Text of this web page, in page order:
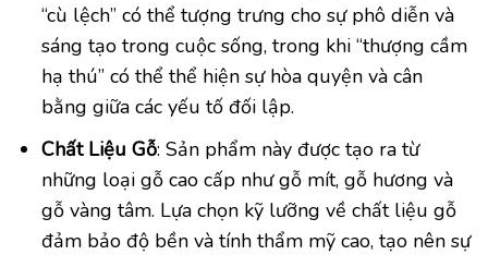
“cù lệch” có thể tượng trưng cho sự phô diễn và
sáng tạo trong cuộc sống, trong khi “thượng cầm
hạ thú” có thể thể hiện sự hòa quyện và cân
bằng giữa các yếu tố đối lập.
Chất Liệu Gỗ: Sản phẩm này được tạo ra từ
những loại gỗ cao cấp như gỗ mít, gỗ hương và
gỗ vàng tâm. Lựa chọn kỹ lưỡng về chất liệu gỗ
đảm bảo độ bền và tính thẩm mỹ cao, tạo nên sự